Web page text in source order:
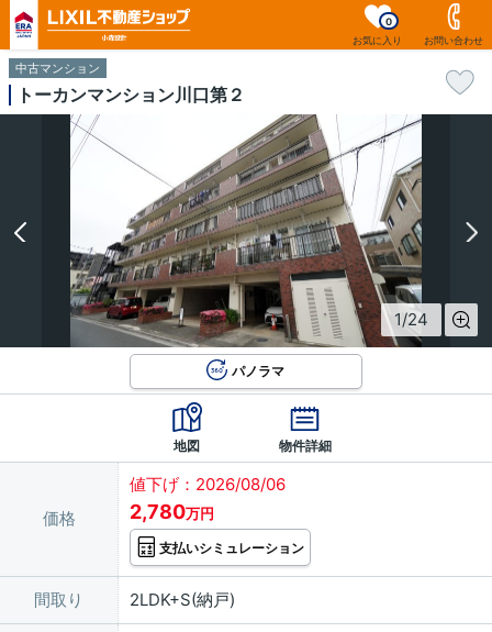
お気に入り
0
お問い合わせ
中古マンション
トーカンマンション川口第２
1/24
パノラマ
地図 物件詳細
価格
値下げ：2026/08/06
2,780万円
支払いシミュレーション
間取り 2LDK+S(納戸)